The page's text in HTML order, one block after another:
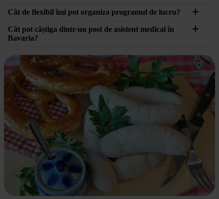
Cât de flexibil îmi pot organiza programul de lucru?
Cât pot câștiga dintr-un post de asistent medical în
Bavaria?